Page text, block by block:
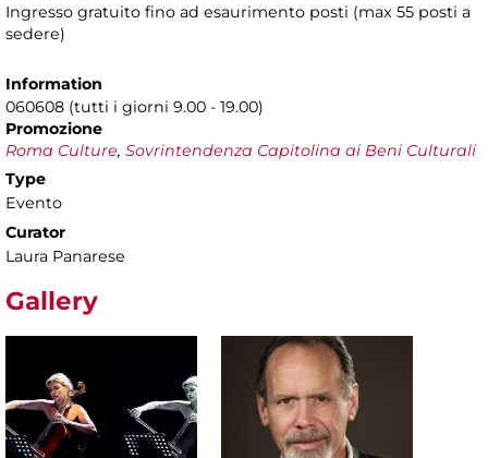
Ingresso gratuito fino ad esaurimento posti (max 55 posti a
sedere)
Information
060608 (tutti i giorni 9.00 - 19.00)
Promozione
Roma Culture, Sovrintendenza Capitolina ai Beni Culturali
Type
Evento
Curator
Laura Panarese
Gallery